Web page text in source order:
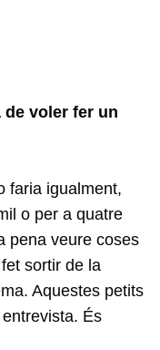
de voler fer un
faria igualment,
o per a quatre
pena veure coses
sortir de la
Aquestes petits
És